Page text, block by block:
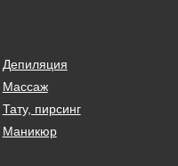
Депиляция
Массаж
Тату, пирсинг
Маникюр